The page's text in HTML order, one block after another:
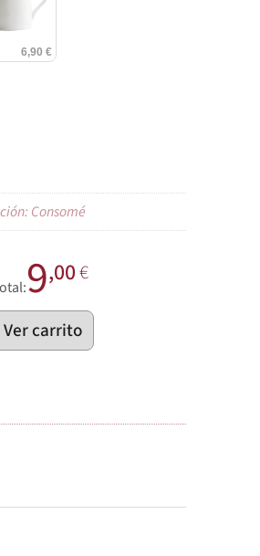
6,90 €
Consomé
9,00€
Ver carrito